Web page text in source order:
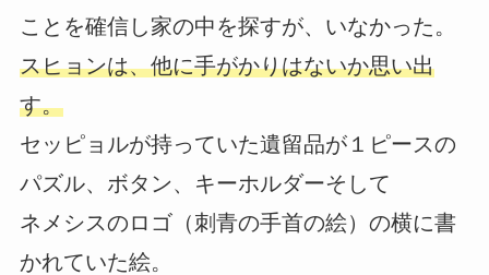
ことを確信し家の中を探すが、いなかった。
スヒョンは、他に手がかりはないか思い出
す。
セッピョルが持っていた遺留品が１ピースの
パズル、ボタン、キーホルダーそして
ネメシスのロゴ（刺青の手首の絵）の横に書
かれていた絵。